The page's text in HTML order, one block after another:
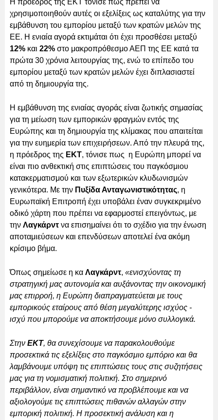
χρησιμοποιηθούν αυτές οι εξελίξεις ως καταλύτης για την
εμβάθυνση του εμπορίου μεταξύ των κρατών μελών της
ΕΕ. Η ενιαία αγορά εκτιμάται ότι έχει προσθέσει μεταξύ
12% και 22% στο μακροπρόθεσμο ΑΕΠ της ΕΕ κατά τα
πρώτα 30 χρόνια λειτουργίας της, ενώ το επίπεδο του
εμπορίου μεταξύ των κρατών μελών έχει διπλασιαστεί
από τη δημιουργία της.
Η εμβάθυνση της ενιαίας αγοράς είναι ζωτικής σημασίας
για τη μείωση των εμπορικών φραγμών εντός της
Ευρώπης και τη δημιουργία της κλίμακας που απαιτείται
για την ευημερία των επιχειρήσεων. Από την πλευρά της,
η πρόεδρος της ΕΚΤ, τόνισε πως η Ευρώπη μπορεί να
είναι πιο ανθεκτική στις επιπτώσεις του παγκόσμιου
κατακερματισμού και των εξωτερικών κλυδωνισμών
γενικότερα. Με την Πυξίδα Ανταγωνιστικότητας, η
Ευρωπαϊκή Επιτροπή έχει υποβάλει έναν συγκεκριμένο
οδικό χάρτη που πρέπει να εφαρμοστεί επειγόντως, με
την Λαγκάρντ να επισημαίνει ότι το σχέδιο για την ένωση
αποταμιεύσεων και επενδύσεων αποτελεί ένα ακόμη
κρίσιμο βήμα.
Όπως σημείωσε η κα Λαγκάρντ, «ενισχύοντας τη
στρατηγική μας αυτονομία και αυξάνοντας την οικονομική
μας επιρροή, η Ευρώπη διαπραγματεύεται με τους
εμπορικούς εταίρους από θέση μεγαλύτερης ισχύος -
ισχύ που μπορούμε να αποκτήσουμε μόνο συλλογικά.
Στην ΕΚΤ, θα συνεχίσουμε να παρακολουθούμε
προσεκτικά τις εξελίξεις στο παγκόσμιο εμπόριο και θα
λαμβάνουμε υπόψη τις επιπτώσεις τους στις συζητήσεις
μας για τη νομισματική πολιτική. Στο σημερινό
περιβάλλον, είναι σημαντικό να προβλέπουμε και να
αξιολογούμε τις επιπτώσεις πιθανών αλλαγών στην
εμπορική πολιτική. Η προσεκτική ανάλυση και η